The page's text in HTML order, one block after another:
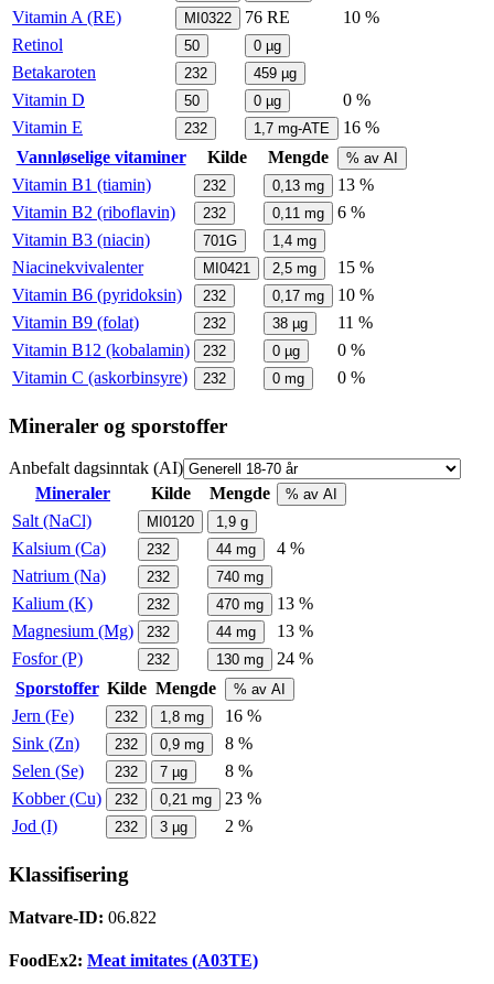
Vitamin A (RE) MI0322 76 RE
10 %
Retinol
50 0 µg
Betakaroten 232 459 µg
Vitamin D 50 0 µg
0 %
Vitamin E
232 1,7 mg-ATE
16 %
Vannløselige vitaminer
Kilde Mengde % av AI
Vitamin B1 (tiamin) 232 0,13 mg
13 %
Vitamin B2 (riboflavin)
232 0,11 mg
6 %
Vitamin B3 (niacin)
701G 1,4 mg
Niacinekvivalenter MI0421 2,5 mg
15 %
Vitamin B6 (pyridoksin)
232 0,17 mg
10 %
Vitamin B9 (folat)
232 38 µg
11 %
Vitamin B12 (kobalamin)
232 0 µg
0 %
Vitamin C (askorbinsyre)
232 0 mg 0 %
Mineraler og sporstoffer
Anbefalt dagsinntak (AI)
Mineraler
Kilde Mengde % av AI
Salt (NaCl) MI0120 1,9 g
Kalsium (Ca) 232 44 mg
4 %
Natrium (Na)
232 740 mg
Kalium (K) 232 470 mg
13 %
Magnesium (Mg)
232 44 mg
13 %
Fosfor (P)
232 130 mg
24 %
Sporstoffer Kilde Mengde % av AI
Jern (Fe) 232 1,8 mg
16 %
Sink (Zn)
232 0,9 mg
8 %
Selen (Se)
232 7 µg
8 %
Kobber (Cu)
232 0,21 mg
23 %
Jod (I)
232 3 µg 2 %
Klassifisering
Matvare-ID: 06.822
FoodEx2: Meat imitates (A03TE)